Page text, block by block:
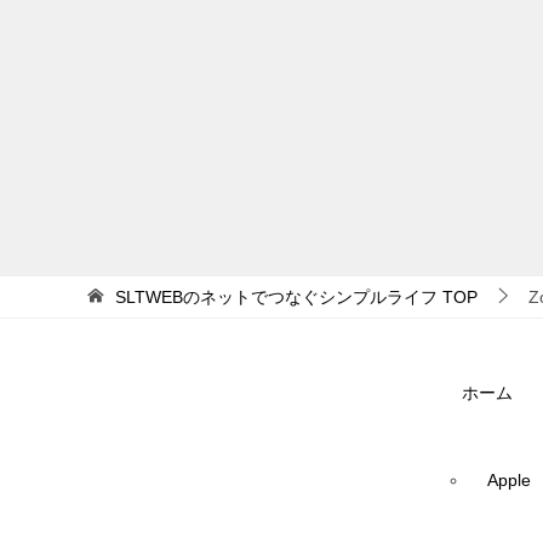
SLTWEBのネットでつなぐシンプルライフ TOP
ホーム
Apple